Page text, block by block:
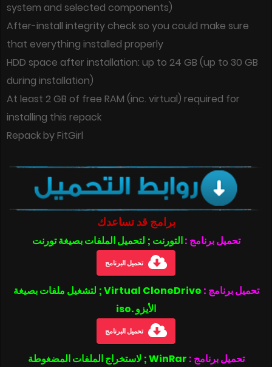
system and selected components)
After-install integrity check so you could make sure
that everything installed properly
HDD space after installation: up to 24 GB (up to 30 GB
during installation)
At least 2 GB of free RAM (inc. virtual) required for
installing this repack
Repack by FitGirl
برامج قد تساعدك
تحميل برنامج :التورنت ; لتحميل الملفات بصيغة تورنت
تحميل البرنامج
تحميل برنامج :
Virtual CloneDrive ; لتشغيل ملفات بصيغة
الأيزو .iso
تحميل البرنامج
تحميل برنامج : WinRar ; لاستخراج الملفات المضغوطة